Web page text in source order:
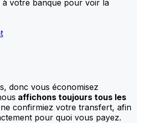
votre banque pour voir la
donc vous économisez
affichons toujours tous les
confirmiez votre transfert, afin
pour quoi vous payez.